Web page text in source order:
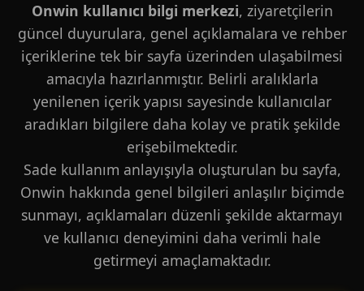
Onwin kullanıcı bilgi merkezi, ziyaretçilerin
güncel duyurulara, genel açıklamalara ve rehber
içeriklerine tek bir sayfa üzerinden ulaşabilmesi
amacıyla hazırlanmıştır. Belirli aralıklarla
yenilenen içerik yapısı sayesinde kullanıcılar
aradıkları bilgilere daha kolay ve pratik şekilde
erişebilmektedir.
Sade kullanım anlayışıyla oluşturulan bu sayfa,
Onwin hakkında genel bilgileri anlaşılır biçimde
sunmayı, açıklamaları düzenli şekilde aktarmayı
ve kullanıcı deneyimini daha verimli hale
getirmeyi amaçlamaktadır.